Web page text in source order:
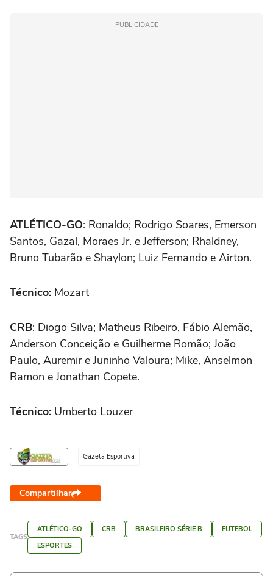
PUBLICIDADE
ATLÉTICO-GO: Ronaldo; Rodrigo Soares, Emerson
Santos, Gazal, Moraes Jr. e Jefferson; Rhaldney,
Bruno Tubarão e Shaylon; Luiz Fernando e Airton.
Técnico: Mozart
CRB: Diogo Silva; Matheus Ribeiro, Fábio Alemão,
Anderson Conceição e Guilherme Romão; João
Paulo, Auremir e Juninho Valoura; Mike, Anselmon
Ramon e Jonathan Copete.
Técnico: Umberto Louzer
Gazeta Esportiva
Compartilhar
TAGS
ATLÉTICO-GO CRB BRASILEIRO SÉRIE B
FUTEBOL
ESPORTES